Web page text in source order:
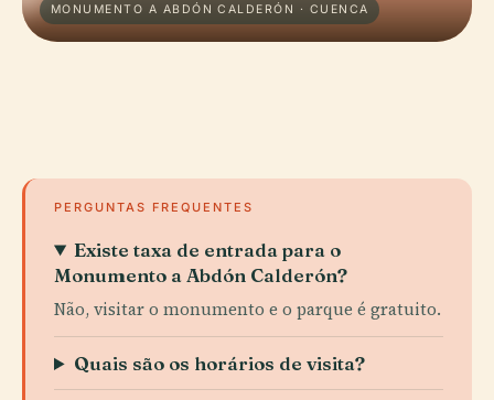
MONUMENTO A ABDÓN CALDERÓN · CUENCA
PERGUNTAS FREQUENTES
Existe taxa de entrada para o
Monumento a Abdón Calderón?
Não, visitar o monumento e o parque é gratuito.
Quais são os horários de visita?